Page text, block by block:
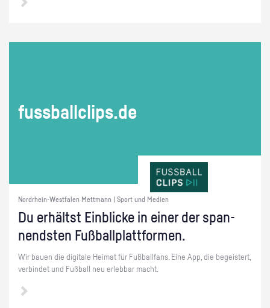
fuss­ball­clips.de
Nordrhein-Westfalen Mettmann | Sport und Medien
Du er­hältst Ein­bli­cke in einer der span­
nends­ten Fuß­ball­platt­for­men.
Wir bauen die di­gi­ta­le Hei­mat für Fuß­ball­fans. Eine App, die be­geis­tert,
ver­bin­det und Fuß­ball neu er­leb­bar macht.